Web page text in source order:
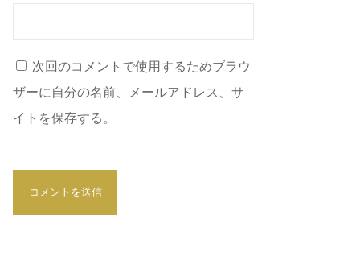
次回のコメントで使用するためブラウ
ザーに自分の名前、メールアドレス、サ
イトを保存する。